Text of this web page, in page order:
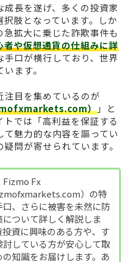
長を遂げ、多くの投資家
肢となっています。しか
拡大に乗じた詐欺事件も
者や仮想通貨の仕組みに詳
手口が横行しており、世界
ます。
注目を集めているのが
）」と
では「高利益を保証する
魅力的な内容を謳ってい
問が寄せられています。
Fizmo Fx
）の特
、さらに被害を未然に防
について詳しく解説しま
投資に興味のある方や、す
討している方が安心して取
知識をお届けします。あ